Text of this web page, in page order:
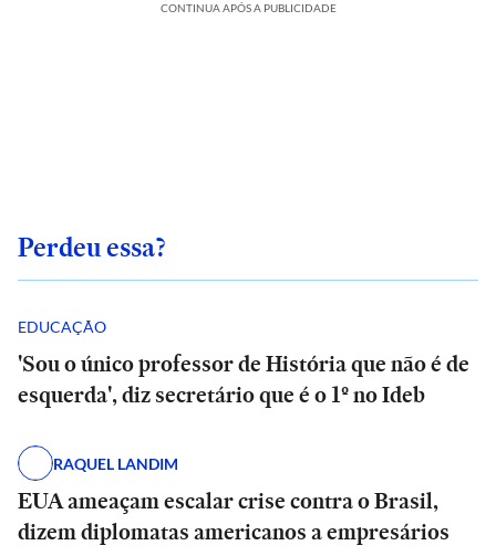
CONTINUA APÓS A PUBLICIDADE
Perdeu essa?
EDUCAÇÃO
'Sou o único professor de História que não é de
esquerda', diz secretário que é o 1º no Ideb
RAQUEL LANDIM
EUA ameaçam escalar crise contra o Brasil,
dizem diplomatas americanos a empresários